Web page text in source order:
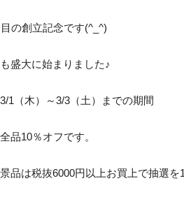
の創立記念です(^_^)
盛大に始まりました♪
1（木）～3/3（土）までの期間
品10％オフです。
品は税抜6000円以上お買上で抽選